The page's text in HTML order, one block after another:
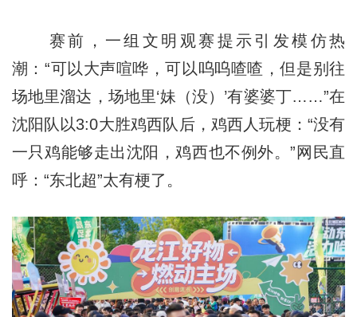
赛前，一组文明观赛提示引发模仿热
潮：“可以大声喧哗，可以呜呜喳喳，但是别往
场地里溜达，场地里‘妹（没）’有婆婆丁……”在
沈阳队以3:0大胜鸡西队后，鸡西人玩梗：“没有
一只鸡能够走出沈阳，鸡西也不例外。”网民直
呼：“东北超”太有梗了。